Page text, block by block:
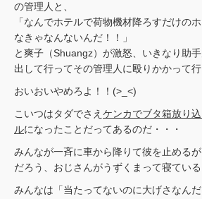
の管理人と、
「なんでホテルで荷物機材降ろすだけの
なきゃなんないんだ！！」
と爽子（Shuangz）が激怒、いきなり助
出して行ってその管理人に殴りかかって
おいおいやめろよ！！(>_<)
こいつはタダでさえ ケンカでブタ箱放り
ルになったことだってあるのだ・・・
みんなが一斉に車から降りて彼を止める
だろう、おじさんがうずくまって寝ている
みんなは「当たってないのに大げさなん